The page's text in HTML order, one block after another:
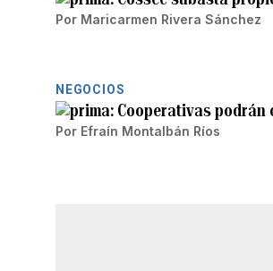
Por Maricarmen Rivera Sánchez
NEGOCIOS
Cooperativas podrán
Por Efraín Montalbán Ríos